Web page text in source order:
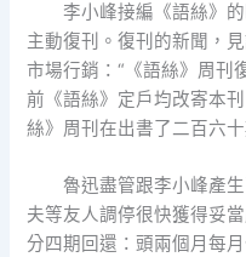
李小峰接編《語絲》
主動復刊。復刊的新聞，
市場行銷：“《語絲》周刊
前《語絲》定戶均改寄本
絲》周刊在出書了二百六
魯迅盡管跟李小峰產
夫等友人調停很快獲得妥
分四期回還：頭兩個月每